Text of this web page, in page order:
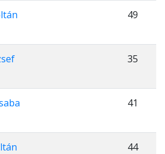
49
35
41
44